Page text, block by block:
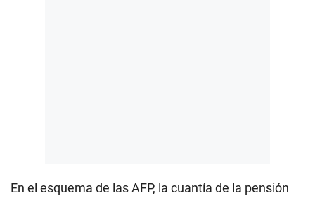
En el esquema de las AFP, la cuantía de la pensión